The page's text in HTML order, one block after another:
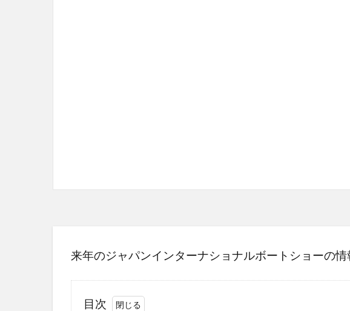
来年のジャパンインターナショナルボートショーの情
目次